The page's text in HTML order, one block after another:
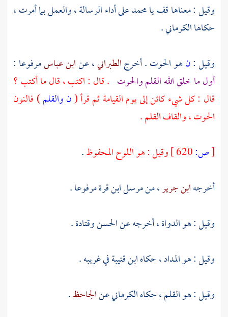
وقيل : معناها قف يامحمدعلى أداء الرسالة ، والعمل بما أمرت ،
حكاهاالكرماني.
وقيل :نهو الحوت . أخرجالطبراني، عنابن عباسمرفوعا :
أول ما خلق الله القلم والحوت . قال : اكتب ، قال ما أكتب ؟
قال : كل شيء كائن إلى يوم القيامة ثم قرأ (ن والقلم) فالنون
الحوت ، والقاف القلم .
[ص: وقيل : هو اللوح المحفوظ.
أخرجهابن جرير، من مرسلابن قرةمرفوعا .
وقيل : هو الدواة ، أخرجه عنالحسنوقتادة .
وقيل : هو المداد ، حكاهابن قتيبةفي غريبه .
وقيل : هو القلم ، حكاهالكرمانيعنالجاحظ.